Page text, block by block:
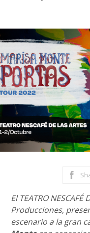
El TEATRO
Producciones,
escenario a la gran